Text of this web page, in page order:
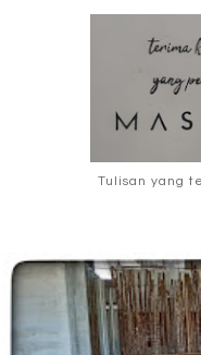
Tulisan yang